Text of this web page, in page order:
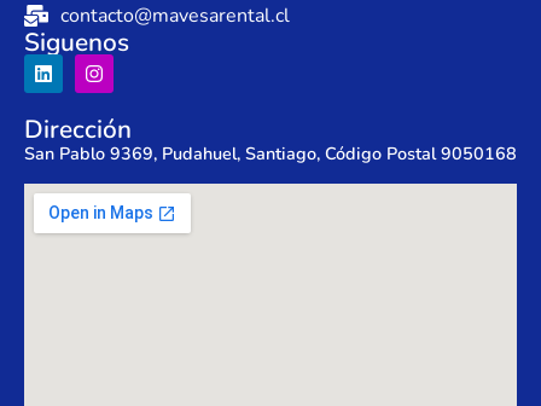
contacto@mavesarental.cl
Siguenos
Dirección
San Pablo 9369, Pudahuel, Santiago, Código Postal 9050168